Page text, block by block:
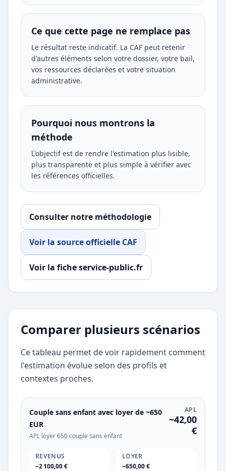
Ce que cette page ne remplace pas
Le résultat reste indicatif. La CAF peut retenir
d'autres éléments selon votre dossier, votre bail,
vos ressources déclarées et votre situation
administrative.
Pourquoi nous montrons la
méthode
L'objectif est de rendre l'estimation plus lisible,
plus transparente et plus simple à vérifier avec
les références officielles.
Consulter notre méthodologie
Voir la source officielle CAF
Voir la fiche service-public.fr
Comparer plusieurs scénarios
Ce tableau permet de voir rapidement comment
l'estimation évolue selon des profils et
contextes proches.
Couple sans enfant avec loyer de ~650
EUR
APL loyer 650 couple sans enfant
APL
~42,00
€
REVENUS
~2 100,00 €
LOYER
~650,00 €